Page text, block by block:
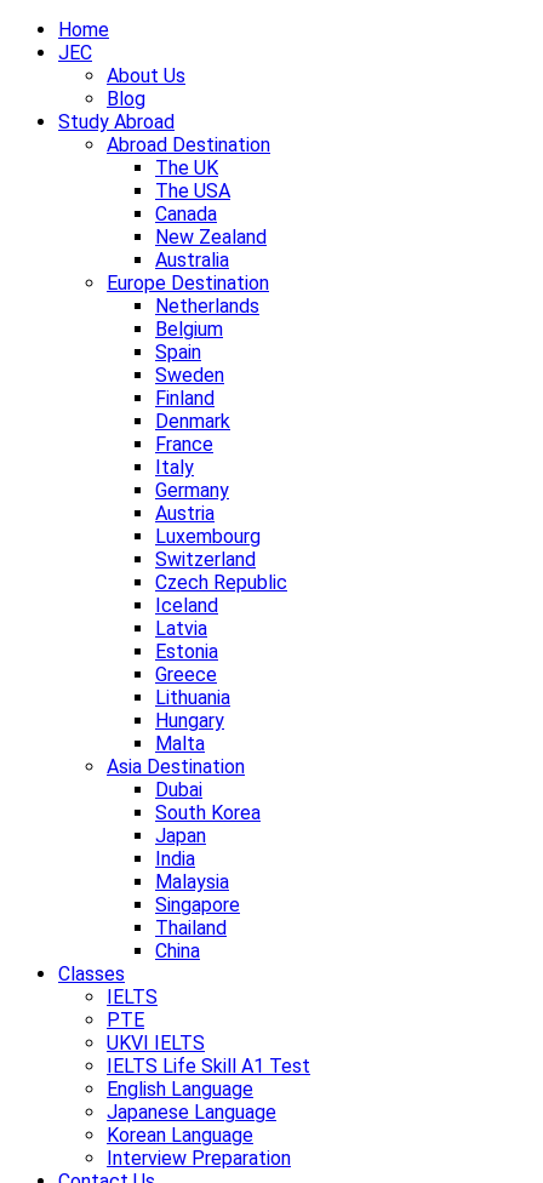
Home
JEC
About Us
Blog
Study Abroad
Abroad Destination
The UK
The USA
Canada
New Zealand
Australia
Europe Destination
Netherlands
Belgium
Spain
Sweden
Finland
Denmark
France
Italy
Germany
Austria
Luxembourg
Switzerland
Czech Republic
Iceland
Latvia
Estonia
Greece
Lithuania
Hungary
Malta
Asia Destination
Dubai
South Korea
Japan
India
Malaysia
Singapore
Thailand
China
Classes
IELTS
PTE
UKVI IELTS
IELTS Life Skill A1 Test
English Language
Japanese Language
Korean Language
Interview Preparation